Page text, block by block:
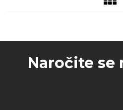
Naročite se